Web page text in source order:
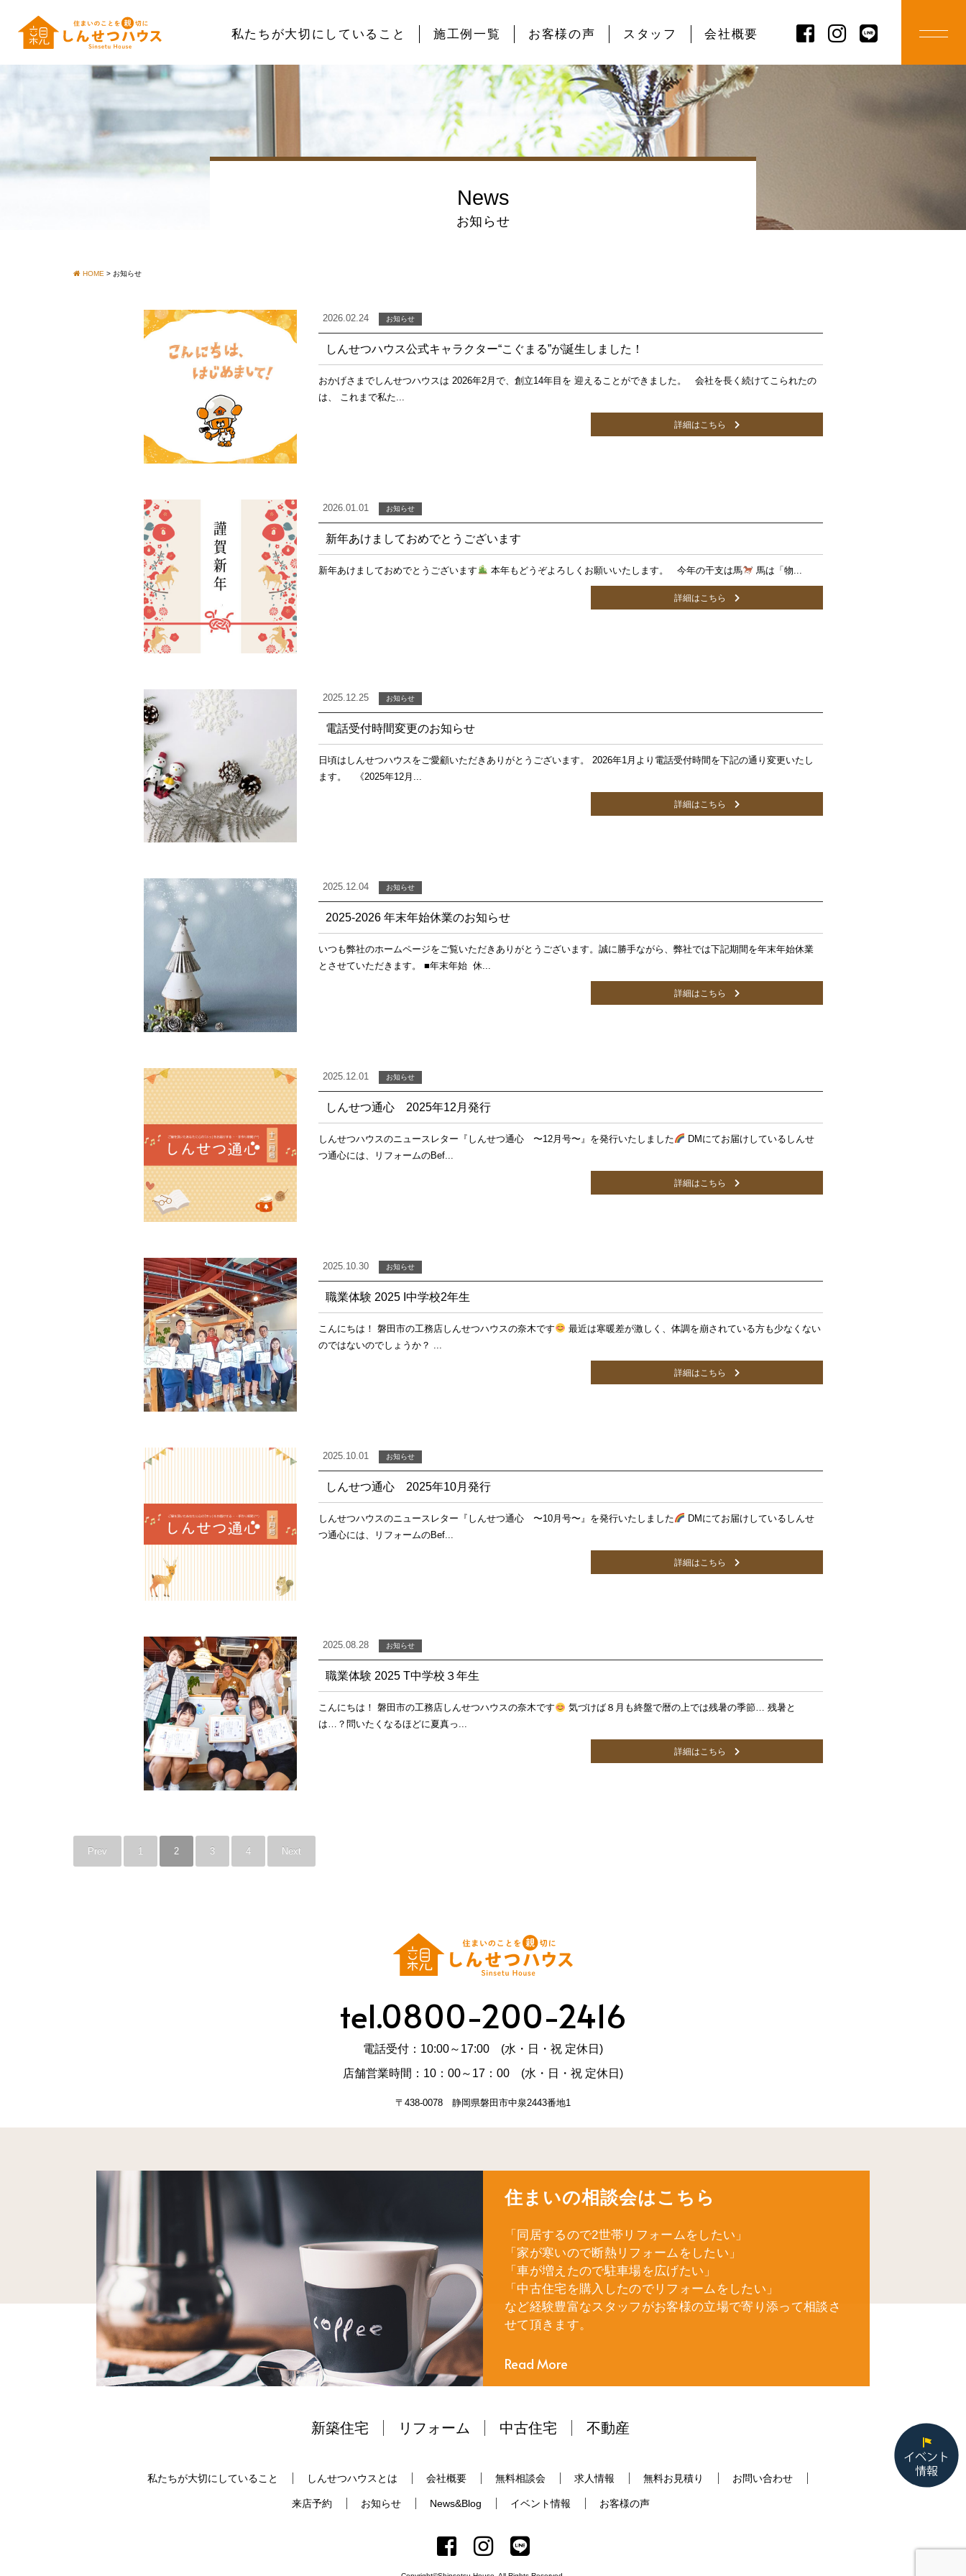
私たちが大切にしていること 施工例一覧 お客様の声 スタッフ 会社概要
News
お知らせ
HOME > お知らせ
2026.02.24 お知らせ
しんせつハウス公式キャラクター“こぐまる”が誕生しました！
おかげさまでしんせつハウスは 2026年2月で、創立14年目を 迎えることができました。 会社を長く続けてこられたの
は、 これまで私た...
詳細はこちら
2026.01.01 お知らせ
新年あけましておめでとうございます
新年あけましておめでとうございます 本年もどうぞよろしくお願いいたします。 今年の干支は馬 馬は「物...
詳細はこちら
2025.12.25 お知らせ
電話受付時間変更のお知らせ
日頃はしんせつハウスをご愛顧いただきありがとうございます。 2026年1月より電話受付時間を下記の通り変更いたし
ます。 《2025年12月...
詳細はこちら
2025.12.04 お知らせ
2025-2026 年末年始休業のお知らせ
いつも弊社のホームページをご覧いただきありがとうございます。誠に勝手ながら、弊社では下記期間を年末年始休業
とさせていただきます。 ■年末年始 休...
詳細はこちら
2025.12.01 お知らせ
しんせつ通心 2025年12月発行
しんせつハウスのニュースレター『しんせつ通心 〜12月号〜』を発行いたしました
DMにてお届けしているしんせ
つ通心には、リフォームのBef...
詳細はこちら
2025.10.30 お知らせ
職業体験 2025 I中学校2年生
こんにちは！ 磐田市の工務店しんせつハウスの奈木です
最近は寒暖差が激しく、体調を崩されている方も少なくない
のではないのでしょうか？ ...
詳細はこちら
2025.10.01 お知らせ
しんせつ通心 2025年10月発行
しんせつハウスのニュースレター『しんせつ通心 〜10月号〜』を発行いたしました
DMにてお届けしているしんせ
つ通心には、リフォームのBef...
詳細はこちら
2025.08.28 お知らせ
職業体験 2025 T中学校３年生
こんにちは！ 磐田市の工務店しんせつハウスの奈木です
気づけば８月も終盤で暦の上では残暑の季節… 残暑と
は…？問いたくなるほどに夏真っ...
詳細はこちら
Prev 1 2 3 4 Next
tel.0800-200-2416
電話受付：10:00～17:00 (水・日・祝 定休日)
店舗営業時間：10：00～17：00 (水・日・祝 定休日)
〒438-0078 静岡県磐田市中泉2443番地1
住まいの相談会はこちら
「同居するので2世帯リフォームをしたい」
「家が寒いので断熱リフォームをしたい」
「車が増えたので駐車場を広げたい」
「中古住宅を購入したのでリフォームをしたい」
など経験豊富なスタッフがお客様の立場で寄り添って相談さ
せて頂きます。
Read More
新築住宅 リフォーム 中古住宅 不動産
私たちが大切にしていること しんせつハウスとは 会社概要 無料相談会 求人情報 無料お見積り お問い合わせ
来店予約 お知らせ News&Blog イベント情報 お客様の声